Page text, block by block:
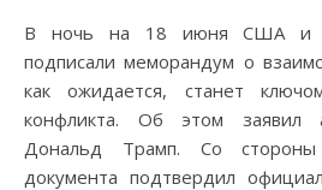
В ночь на 18 июня США и
подписали меморандум о
как ожидается, станет
конфликта. Об этом заявил
Дональд Трамп. Со стороны
документа подтвердил